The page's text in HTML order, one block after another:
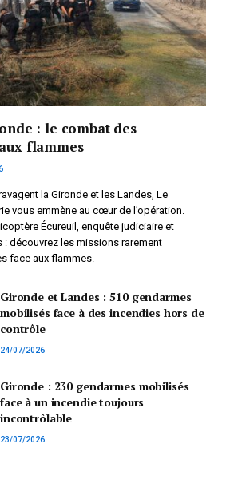
: le combat des
flammes
la Gironde et les Landes, Le
vous emmène au cœur de l’opération.
Écureuil, enquête judiciaire et
découvrez les missions rarement
face aux flammes.
Gironde et Landes : 510 gendarmes
mobilisés face à des incendies hors de
contrôle
24/07/2026
Gironde : 230 gendarmes mobilisés
face à un incendie toujours
incontrôlable
23/07/2026